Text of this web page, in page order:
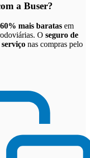
a Buser?
mais baratas em
O seguro de
nas compras pelo